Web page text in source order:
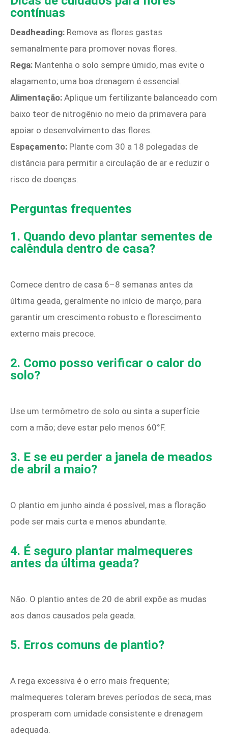
contínuas
Deadheading: Remova as flores gastas
semanalmente para promover novas flores.
Rega: Mantenha o solo sempre úmido, mas evite o
alagamento; uma boa drenagem é essencial.
Alimentação: Aplique um fertilizante balanceado com
baixo teor de nitrogênio no meio da primavera para
apoiar o desenvolvimento das flores.
Espaçamento: Plante com 30 a 18 polegadas de
distância para permitir a circulação de ar e reduzir o
risco de doenças.
Perguntas frequentes
1. Quando devo plantar sementes de
calêndula dentro de casa?
Comece dentro de casa 6–8 semanas antes da
última geada, geralmente no início de março, para
garantir um crescimento robusto e florescimento
externo mais precoce.
2. Como posso verificar o calor do
solo?
Use um termômetro de solo ou sinta a superfície
com a mão; deve estar pelo menos 60°F.
3. E se eu perder a janela de meados
de abril a maio?
O plantio em junho ainda é possível, mas a floração
pode ser mais curta e menos abundante.
4. É seguro plantar malmequeres
antes da última geada?
Não. O plantio antes de 20 de abril expõe as mudas
aos danos causados pela geada.
5. Erros comuns de plantio?
A rega excessiva é o erro mais frequente;
malmequeres toleram breves períodos de seca, mas
prosperam com umidade consistente e drenagem
adequada.